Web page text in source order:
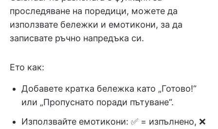
проследяване на поредици, можете да
използвате бележки и емотикони, за да
записвате ръчно напредъка си.
Ето как:
Добавете кратка бележка като „Готово!“
или „Пропуснато поради пътуване“.
Използвайте емотикони: ✅ = изпълнено, ❌